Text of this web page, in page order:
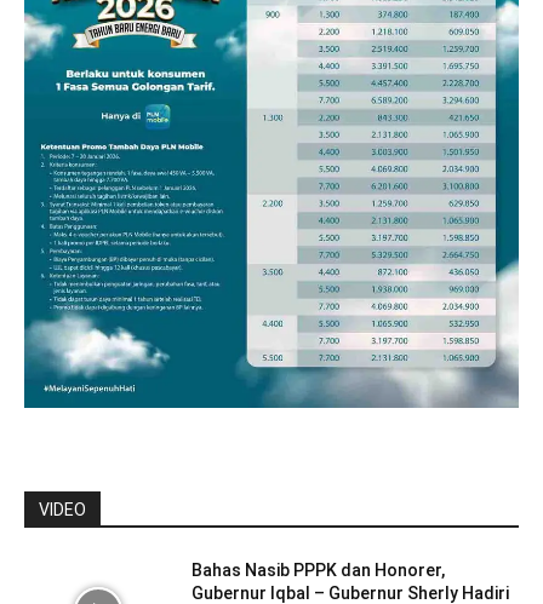
VIDEO
Bahas Nasib PPPK dan Honorer,
Gubernur Iqbal – Gubernur Sherly Hadiri